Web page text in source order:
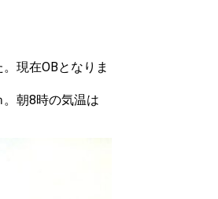
現在OBとなりま
朝8時の気温は